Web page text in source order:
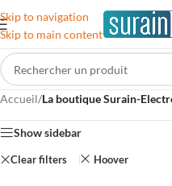
Skip to navigation
Skip to main content
Accueil/La boutique Surain-
Show sidebar
Clear filters Hoover